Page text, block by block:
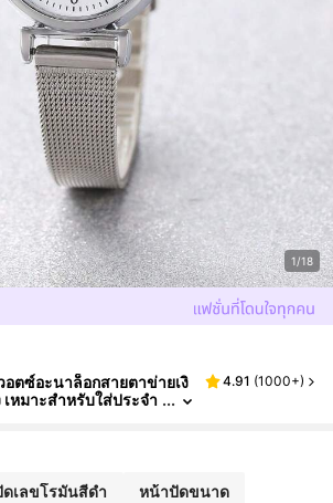
1/18
ตซ์อะนาล็อกสายตาข่ายเงิ
หมาะสำหรับใส่ประจำ
4.91 (1000+)
เลขโรมันสีดำ หน้าปัดขนาด